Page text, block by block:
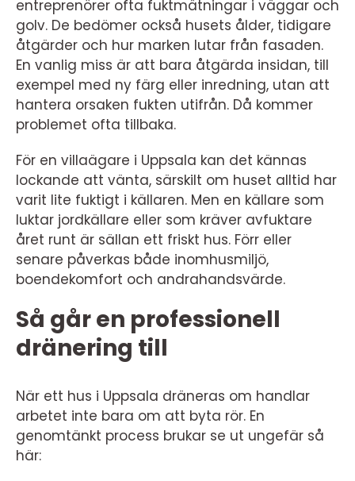
entreprenörer ofta fuktmätningar i väggar och
golv. De bedömer också husets ålder, tidigare
åtgärder och hur marken lutar från fasaden.
En vanlig miss är att bara åtgärda insidan, till
exempel med ny färg eller inredning, utan att
hantera orsaken fukten utifrån. Då kommer
problemet ofta tillbaka.
För en villaägare i Uppsala kan det kännas
lockande att vänta, särskilt om huset alltid har
varit lite fuktigt i källaren. Men en källare som
luktar jordkällare eller som kräver avfuktare
året runt är sällan ett friskt hus. Förr eller
senare påverkas både inomhusmiljö,
boendekomfort och andrahandsvärde.
Så går en professionell
dränering till
När ett hus i Uppsala dräneras om handlar
arbetet inte bara om att byta rör. En
genomtänkt process brukar se ut ungefär så
här: